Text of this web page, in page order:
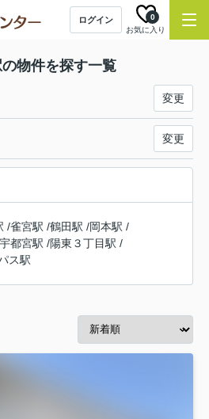
ログイン
お気に入り
0
物件を探す一覧
変更
変更
/雀宮駅 /鶴田駅 /岡本駅 /
都宮駅 /陽東３丁目駅 /
ス駅